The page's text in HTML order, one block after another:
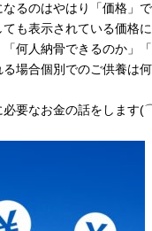
るのはやはり「価格」で
も表示されている価格
何人納骨できるのか」
る場合個別でのご供養は
必要なお金の話をしま